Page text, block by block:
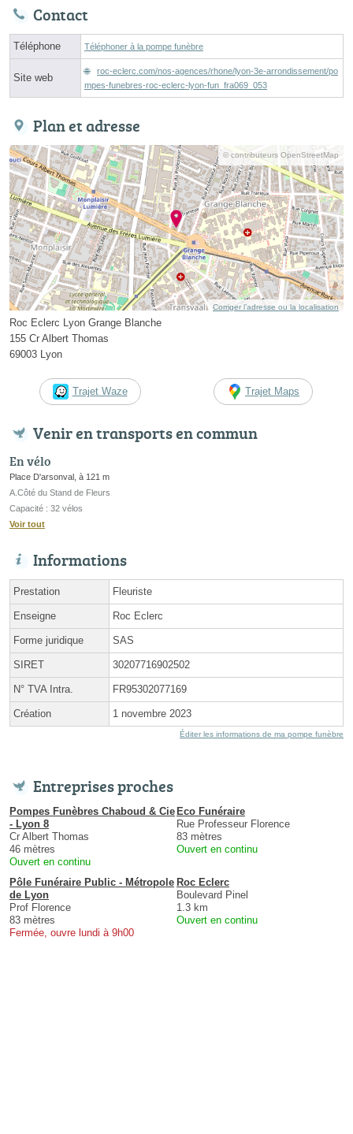
Contact
Téléphone Téléphoner à la pompe funèbre
Site web
roc-eclerc.com/nos-agences/rhone/lyon-3e-arrondissement/po
mpes-funebres-roc-eclerc-lyon-fun_fra069_053
Plan et adresse
© contributeurs OpenStreetMap
Corriger l’adresse ou la localisation
Roc Eclerc Lyon Grange Blanche
155 Cr Albert Thomas
69003 Lyon
Trajet Waze Trajet Maps
Venir en transports en commun
En vélo
Place D'arsonval, à 121 m
A.Côté du Stand de Fleurs
Capacité : 32 vélos
Voir tout
Informations
Prestation Fleuriste
Enseigne Roc Eclerc
Forme juridique SAS
SIRET 30207716902502
N° TVA Intra. FR95302077169
Création 1 novembre 2023
Éditer les informations de ma pompe funèbre
Entreprises proches
Pompes Funèbres Chaboud & Cie
- Lyon 8
Cr Albert Thomas
46 mètres
Ouvert en continu
Eco Funéraire
Rue Professeur Florence
83 mètres
Ouvert en continu
Pôle Funéraire Public - Métropole
de Lyon
Prof Florence
83 mètres
Fermée, ouvre lundi à 9h00
Roc Eclerc
Boulevard Pinel
1.3 km
Ouvert en continu